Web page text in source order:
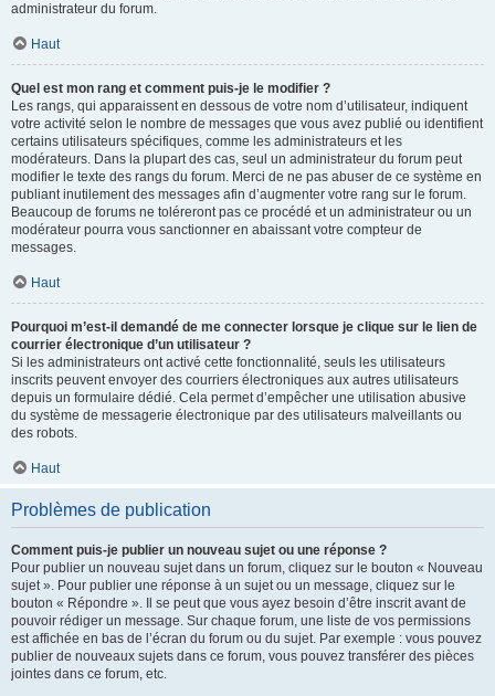
administrateur du forum.
Haut
Quel est mon rang et comment puis-je le modifier ?
Les rangs, qui apparaissent en dessous de votre nom d’utilisateur, indiquent
votre activité selon le nombre de messages que vous avez publié ou identifient
certains utilisateurs spécifiques, comme les administrateurs et les
modérateurs. Dans la plupart des cas, seul un administrateur du forum peut
modifier le texte des rangs du forum. Merci de ne pas abuser de ce système en
publiant inutilement des messages afin d’augmenter votre rang sur le forum.
Beaucoup de forums ne toléreront pas ce procédé et un administrateur ou un
modérateur pourra vous sanctionner en abaissant votre compteur de
messages.
Haut
Pourquoi m’est-il demandé de me connecter lorsque je clique sur le lien de
courrier électronique d’un utilisateur ?
Si les administrateurs ont activé cette fonctionnalité, seuls les utilisateurs
inscrits peuvent envoyer des courriers électroniques aux autres utilisateurs
depuis un formulaire dédié. Cela permet d’empêcher une utilisation abusive
du système de messagerie électronique par des utilisateurs malveillants ou
des robots.
Haut
Problèmes de publication
Comment puis-je publier un nouveau sujet ou une réponse ?
Pour publier un nouveau sujet dans un forum, cliquez sur le bouton « Nouveau
sujet ». Pour publier une réponse à un sujet ou un message, cliquez sur le
bouton « Répondre ». Il se peut que vous ayez besoin d’être inscrit avant de
pouvoir rédiger un message. Sur chaque forum, une liste de vos permissions
est affichée en bas de l’écran du forum ou du sujet. Par exemple : vous pouvez
publier de nouveaux sujets dans ce forum, vous pouvez transférer des pièces
jointes dans ce forum, etc.